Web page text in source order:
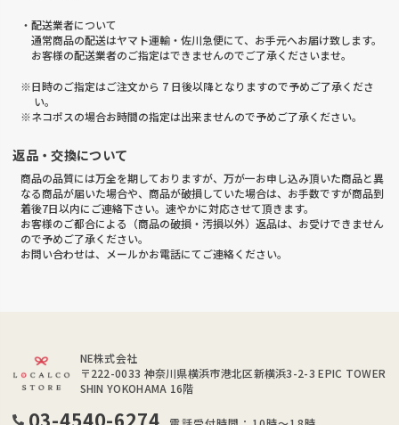
・配送業者について
通常商品の配送はヤマト運輸・佐川急便にて、お手元へお届け致します。
お客様の配送業者のご指定はできませんのでご了承くださいませ。
※日時のご指定はご注文から 7 日後以降となりますので予めご了承くださ
い。
※ネコポスの場合お時間の指定は出来ませんので予めご了承ください。
返品・交換について
商品の品質には万全を期しておりますが、万が一お申し込み頂いた商品と異
なる商品が届いた場合や、商品が破損していた場合は、お手数ですが商品到
着後7日以内にご連絡下さい。速やかに対応させて頂きます。
お客様のご都合による（商品の破損・汚損以外）返品は、お受けできません
ので予めご了承ください。
お問い合わせは、メールかお電話にてご連絡ください。
NE株式会社
〒222-0033 神奈川県横浜市港北区新横浜3-2-3 EPIC TOWER
SHIN YOKOHAMA 16階
03-4540-6274